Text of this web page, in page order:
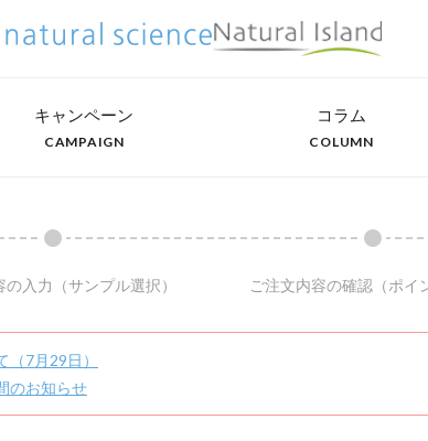
キャンペーン
CAMPAIGN
コラム
COLUMN
の入力 （サンプル選択） ご注文内容の確認 （ポイ
7月29日）
のお知らせ